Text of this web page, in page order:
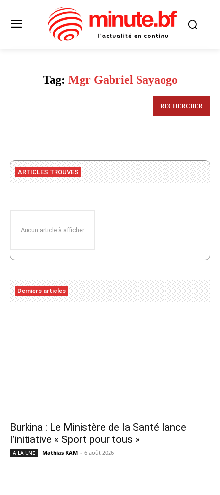
Tag: Mgr Gabriel Sayaogo
RECHERCHER
ARTICLES TROUVES
Aucun article à afficher
Derniers articles
Burkina : Le Ministère de la Santé lance
l’initiative « Sport pour tous »
A LA UNE Mathias KAM - 6 août 2026